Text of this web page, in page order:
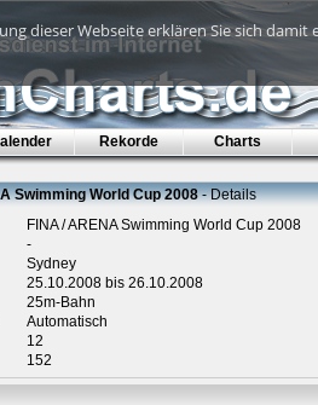
dieser Webseite erklären Sie sich
Rekorde Charts
Swimming World Cup 2008- Details
FINA / ARENA Swimming World Cup 2008
-
Sydney
25.10.2008 bis 26.10.2008
25m-Bahn
Automatisch
12
152